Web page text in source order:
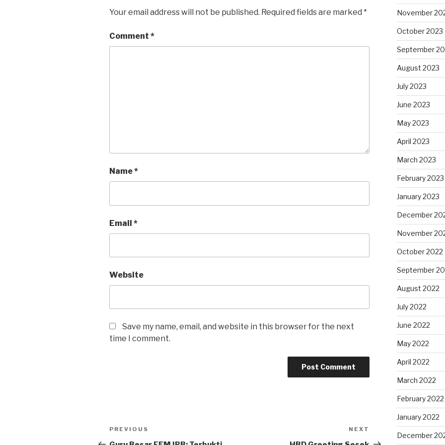
Your email address will not be published. Required fields are marked *
Comment *
Name*
Email *
Website
Save my name, email, and website in this browser for the next
time I comment.
Post
Previous
Post
PREVIOUS
Post
NEXT
November
October 2023
September
August 2023
July 2023
June 2023
May 2023
April 2023
March 2023
February 2023
January 2023
December
November
October 2022
September
August 2022
July 2022
June 2022
May 2022
April 2022
March 2022
February 2022
January 2022
December